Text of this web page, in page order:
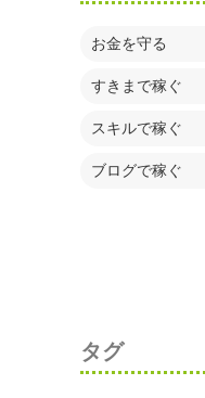
お金を守る
すきまで稼ぐ
スキルで稼ぐ
ブログで稼ぐ
タグ